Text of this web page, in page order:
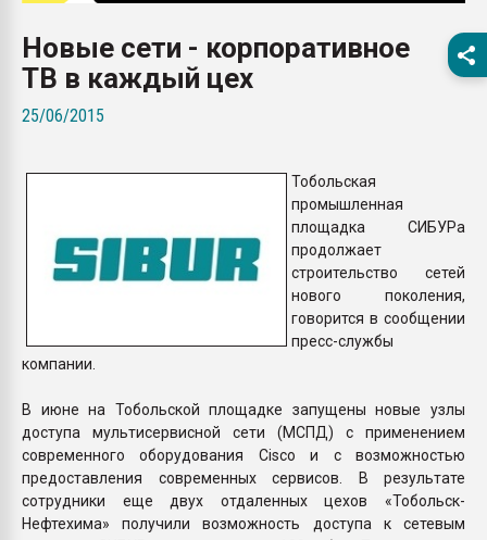
Вакуум-формовочные
ближайшее
Подмосковье, Москва
ситуацией на
ПЕРЕЙТИ НА
Новые сети - корпоративное
ТВ в каждый цех
25/06/2015
Тобольская
промышленная
площадка СИБУРа
продолжает
строительство сетей
нового поколения,
говорится в сообщении
пресс-службы
компании.
В июне на Тобольской площадке запущены новые узлы
доступа мультисервисной сети (МСПД) с применением
современного оборудования Cisco и с возможностью
предоставления современных сервисов. В результате
сотрудники еще двух отдаленных цехов «Тобольск-
Нефтехима» получили возможность доступа к сетевым